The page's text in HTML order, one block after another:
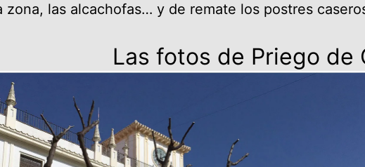
zona, las alcachofas… y de remate los postres
Las fotos de Priego de